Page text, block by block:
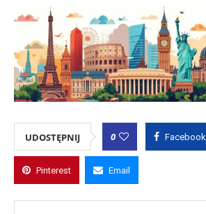
UDOSTĘPNIJ 0 Facebook
Pinterest Email